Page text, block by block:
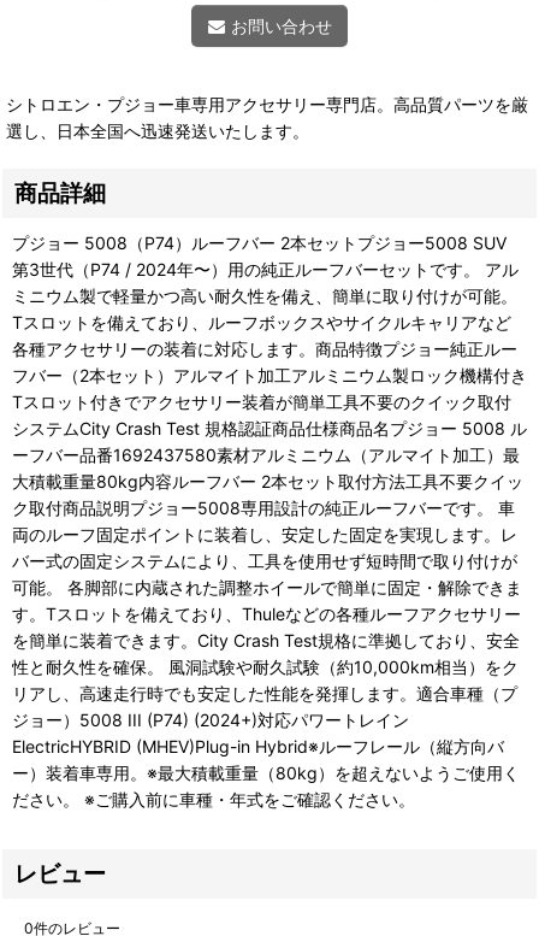
お問い合わせ
シトロエン・プジョー車専用アクセサリー専門店。高品質パーツを厳
選し、日本全国へ迅速発送いたします。
商品詳細
プジョー 5008（P74）ルーフバー 2本セットプジョー5008 SUV
第3世代（P74 / 2024年〜）用の純正ルーフバーセットです。 アル
ミニウム製で軽量かつ高い耐久性を備え、簡単に取り付けが可能。
Tスロットを備えており、ルーフボックスやサイクルキャリアなど
各種アクセサリーの装着に対応します。商品特徴プジョー純正ルー
フバー（2本セット）アルマイト加工アルミニウム製ロック機構付き
Tスロット付きでアクセサリー装着が簡単工具不要のクイック取付
システムCity Crash Test 規格認証商品仕様商品名プジョー 5008 ル
ーフバー品番1692437580素材アルミニウム（アルマイト加工）最
大積載重量80kg内容ルーフバー 2本セット取付方法工具不要クイッ
ク取付商品説明プジョー5008専用設計の純正ルーフバーです。 車
両のルーフ固定ポイントに装着し、安定した固定を実現します。レ
バー式の固定システムにより、工具を使用せず短時間で取り付けが
可能。 各脚部に内蔵された調整ホイールで簡単に固定・解除できま
す。Tスロットを備えており、Thuleなどの各種ルーフアクセサリー
を簡単に装着できます。City Crash Test規格に準拠しており、安全
性と耐久性を確保。 風洞試験や耐久試験（約10,000km相当）をク
リアし、高速走行時でも安定した性能を発揮します。適合車種（プ
ジョー）5008 III (P74) (2024+)対応パワートレイン
ElectricHYBRID (MHEV)Plug-in Hybrid※ルーフレール（縦方向バ
ー）装着車専用。※最大積載重量（80kg）を超えないようご使用く
ださい。 ※ご購入前に車種・年式をご確認ください。
レビュー
0件のレビュー